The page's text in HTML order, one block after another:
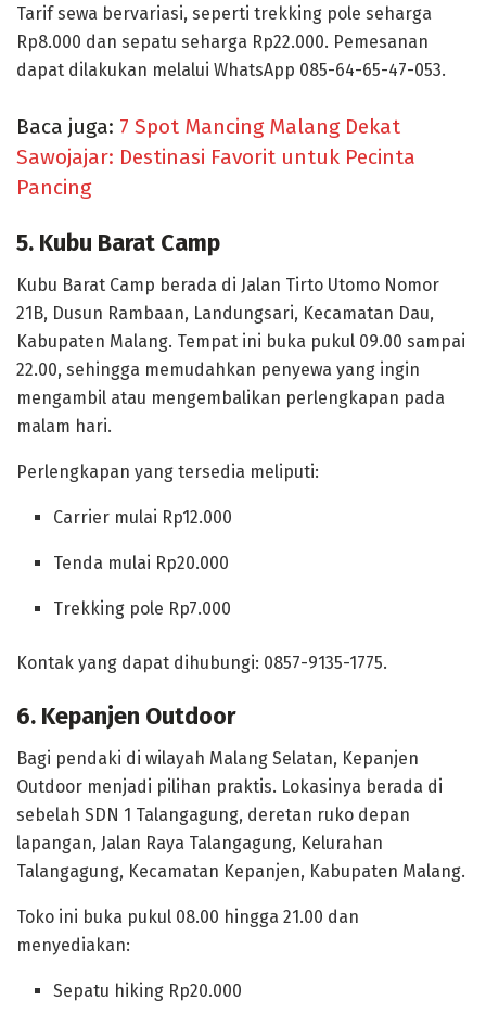
Tarif sewa bervariasi, seperti trekking pole seharga
Rp8.000 dan sepatu seharga Rp22.000. Pemesanan
dapat dilakukan melalui WhatsApp 085-64-65-47-053.
Baca juga: 7 Spot Mancing Malang Dekat
Sawojajar: Destinasi Favorit untuk Pecinta
Pancing
5. Kubu Barat Camp
Kubu Barat Camp berada di Jalan Tirto Utomo Nomor
21B, Dusun Rambaan, Landungsari, Kecamatan Dau,
Kabupaten Malang. Tempat ini buka pukul 09.00 sampai
22.00, sehingga memudahkan penyewa yang ingin
mengambil atau mengembalikan perlengkapan pada
malam hari.
Perlengkapan yang tersedia meliputi:
Carrier mulai Rp12.000
Tenda mulai Rp20.000
Trekking pole Rp7.000
Kontak yang dapat dihubungi: 0857-9135-1775.
6. Kepanjen Outdoor
Bagi pendaki di wilayah Malang Selatan, Kepanjen
Outdoor menjadi pilihan praktis. Lokasinya berada di
sebelah SDN 1 Talangagung, deretan ruko depan
lapangan, Jalan Raya Talangagung, Kelurahan
Talangagung, Kecamatan Kepanjen, Kabupaten Malang.
Toko ini buka pukul 08.00 hingga 21.00 dan
menyediakan:
Sepatu hiking Rp20.000